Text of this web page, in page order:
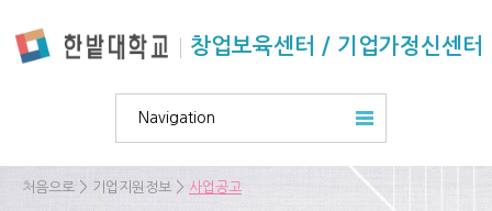
창업보육센터 / 기업가정신센터
Navigation
처음으로 > 기업지원정보 > 사업공고